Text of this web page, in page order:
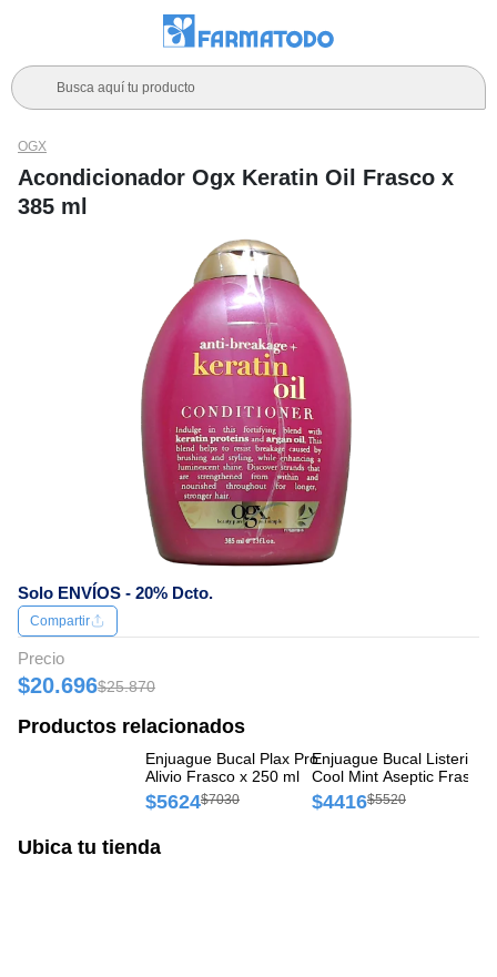
Busca aquí tu producto
Solo ENVÍOS - 20% Dcto.
OGX
Acondicionador Ogx Keratin Oil Frasco x
385 ml
Compartir
Precio
$20.696$25.870
Productos relacionados
Enjuague Bucal Plax Pro
Alivio Frasco x 250 ml
$5624$7030
Enjuague Bucal Listerine
Cool Mint Aseptic Frasco
250 ml
$4416$5520
Ubica tu tienda